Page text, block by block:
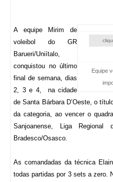
Equipe
A equipe Mirim de
voleibol do GR
Barueri/Uniítalo,
conquistou no último
final de semana, dias
2, 3 e 4, na cidade
de Santa Bárbara D’Oeste, o
da categoria, ao vencer o
Sanjoanense, Liga
Bradesco/Osasco.
As comandadas da técnica
todas partidas por 3 sets a zero.